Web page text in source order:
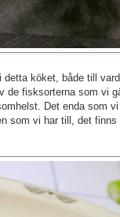
köket, både till
de fisksorterna som vi
Det enda som
som vi har till, det